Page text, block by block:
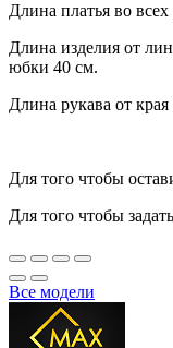
Длина платья во
Длина изделия от
юбки 40 см.
Длина рукава от
Для того чтобы
Для того чтобы
Все модели